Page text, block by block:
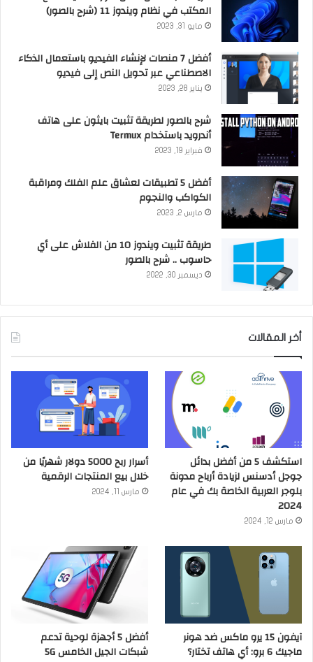
المكتب في نظام ويندوز 11 (شرح بالصور)
مايو 31, 2023
أفضل 7 منصات لإنشاء الفيديو باستعمال الذكاء
الاصطناعي عبر تحويل النص إلى فيديو
يناير 28, 2023
شرح بالصور لطريقة تثبيت بايثون على هاتف
أندرويد باستخدام Termux
فبراير 19, 2023
أفضل 5 تطبيقات لعشاق علم الفلك ومراقبة
الكواكب والنجوم
مارس 2, 2023
طريقة تثبيت ويندوز 10 من الفلاش على أي
حاسوب .. شرح بالصور
ديسمبر 30, 2022
أخر المقالات
استكشف 5 من أفضل بدائل
جوجل أدسنس لزيادة أرباح مدونة
بلوجر العربية الخاصة بك في عام
2024
مارس 12, 2024
أسرار ربح 5000 دولار شهريًا من
خلال بيع المنتجات الرقمية
مارس 11, 2024
آيفون 15 يرو ماكس ضد هونر
ماجيك 6 برو: أي هاتف تختار؟
أفضل 5 أجهزة لوحية تدعم
شبكات الجيل الخامس 5G